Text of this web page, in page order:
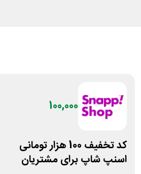
100,000
کد تخفیف 100 هزار تومانی
اسنپ شاپ برای مشتریان